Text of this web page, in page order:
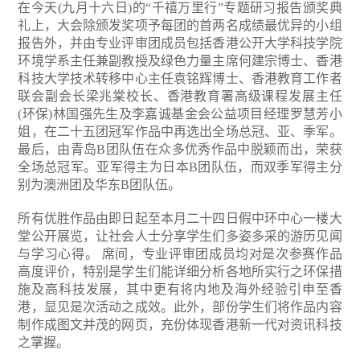
在今天(九月十六日)的“千禧万里行”专题研习报告颁奖典
礼上，大会除颁发奖项予每团的首两名成绩最优异的小组
报告外，并由专业评审团成员包括香港公开大学科技学院
环境学系主任兼副教授及绿色力量主席何建宗博士、香港
科技大学技术转移中心主任袁铭辉博士、香港教育工作者
联会副会长梁兆棠校长、香港教育署高级课程发展主任
(环保)林国强先生及李嘉诚基金会公益项目经理罗慧芳小
姐，在二十五团冠军作品中再选出全场总冠、亚、季军。
最后，由青岛B团队伍在众多优秀作品中脱颖而出，荣获
全场总冠军。亚军得主为日本B团队伍，而双季军得主分
别为澳洲团及华东B团队伍。
所有优胜作品由即日起至本月二十四日假中环中心一楼大
堂公开展览，让社会人士分享学生们多姿多采的游历见闻
与学习心得。 席间，专业评审团成员均对是次参赛作品
高度评价，特别是学生们能详细分析各地所实行之环保措
施及高科技发展，其中更有将内地及海外经验引申至香
港，显见是次活动之成效。此外，部份学生们将作品内容
制作成图文并茂的网页，充份体现香港新一代对资讯科技
之掌握。